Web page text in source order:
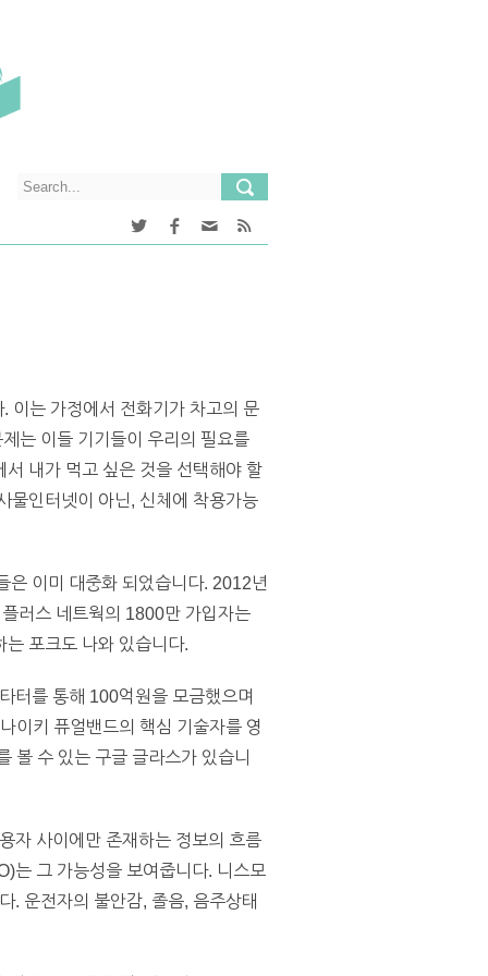
이는 가정에서 전화기가 차고의 문
는 이들 기기들이 우리의 필요를
내가 먹고 싶은 것을 선택해야 할
물인터넷이 아닌, 신체에 착용가능
은 이미 대중화 되었습니다. 2012년
러스 네트웍의 1800만 가입자는
포크도 나와 있습니다.
터를 통해 100억원을 모금했으며
이키 퓨얼밴드의 핵심 기술자를 영
볼 수 있는 구글 글라스가 있습니
자 사이에만 존재하는 정보의 흐름
는 그 가능성을 보여줍니다. 니스모
. 운전자의 불안감, 졸음, 음주상태